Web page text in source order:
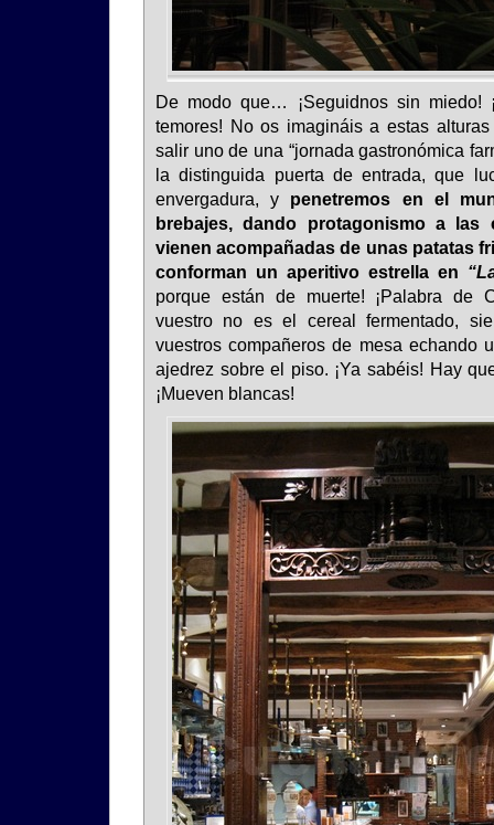
De modo que… ¡Seguidnos sin miedo!
temores! No os imagináis a estas
salir uno de una “jornada gastronómica
la distinguida puerta de entrada, que
envergadura, y penetremos en el
brebajes, dando protagonismo a
vienen acompañadas de unas patatas
conforman un aperitivo estrella en
porque están de muerte! ¡Palabra de
vuestro no es el cereal fermentado,
vuestros compañeros de mesa echando
ajedrez sobre el piso. ¡Ya sabéis! Hay
¡Mueven blancas!